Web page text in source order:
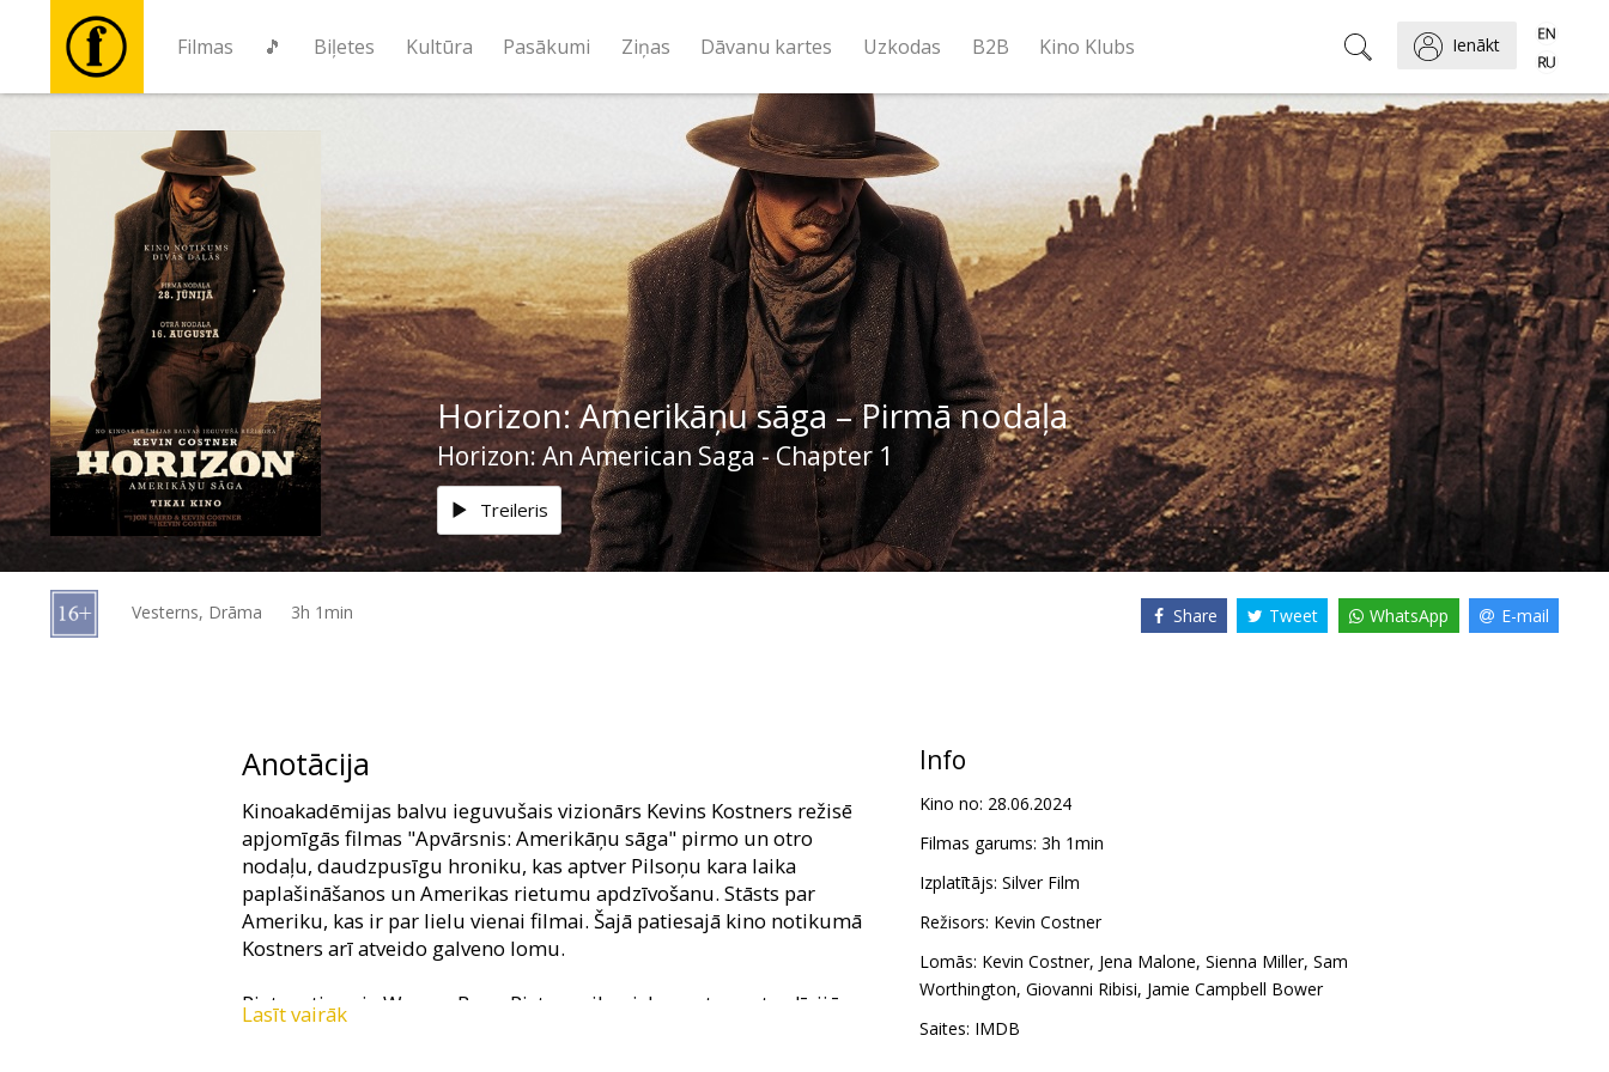
Filmas 🎵 Biļetes Kultūra Pasākumi Ziņas Dāvanu kartes Uzkodas B2B Kino Klubs Ienākt
🎵
Biļetes
Kultūra
Pasākumi
Ziņas
Dāvanu
kartes
Horizon: Amerikāņu sāga – Pirmā nodaļa
Horizon: An American Saga - Chapter 1
Treileris
Vesterns, Drāma 3h 1min Share Tweet WhatsApp E-mail
Anotācija
Kinoakadēmijas balvu ieguvušais vizionārs Kevins Kostners režisē
apjomīgās filmas "Apvārsnis: Amerikāņu sāga" pirmo un otro
nodaļu, daudzpusīgu hroniku, kas aptver Pilsoņu kara laika
paplašināšanos un Amerikas rietumu apdzīvošanu. Stāsts par
Ameriku, kas ir par lielu vienai filmai. Šajā patiesajā kino notikumā
Kostners arī atveido galveno lomu.
Pieturoties pie Warner Bros. Pictures ikonisko vesternu tradīcijām,
"Apvārsnis: Amerikāņu sāga" pēta Veco Rietumu vilinājumu un to,
Lasīt vairāk
Info
Kino no: 28.06.2024
Filmas garums: 3h 1min
Izplatītājs: Silver Film
Režisors: Kevin Costner
Lomās: Kevin Costner, Jena Malone, Sienna Miller, Sam
Worthington, Giovanni Ribisi, Jamie Campbell Bower
Saites: IMDB